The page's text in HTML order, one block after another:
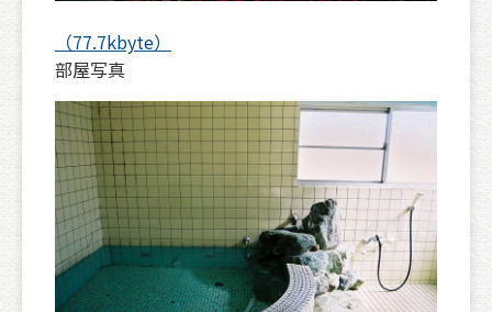
（77.7kbyte）
部屋写真